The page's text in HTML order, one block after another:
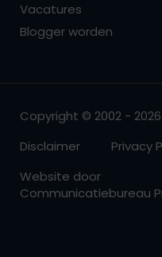
Vacatures
Blogger worden
Copyright © 2002 -
Disclaimer
Privacy
Website door
Communicatiebureau